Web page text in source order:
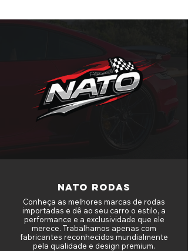
NATO RODAS
Conheça as melhores marcas de rodas
importadas e dê ao seu carro o estilo, a
performance e a exclusividade que ele
merece. Trabalhamos apenas com
fabricantes reconhecidos mundialmente
pela qualidade e design premium.